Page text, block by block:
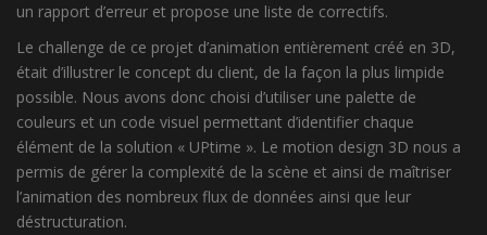
un rapport d’erreur et propose une liste de correctifs.
Le challenge de ce projet d’animation entièrement créé en 3D,
était d’illustrer le concept du client, de la façon la plus limpide
possible. Nous avons donc choisi d’utiliser une palette de
couleurs et un code visuel permettant d’identifier chaque
élément de la solution « UPtime ». Le motion design 3D nous a
permis de gérer la complexité de la scène et ainsi de maîtriser
l’animation des nombreux flux de données ainsi que leur
déstructuration.